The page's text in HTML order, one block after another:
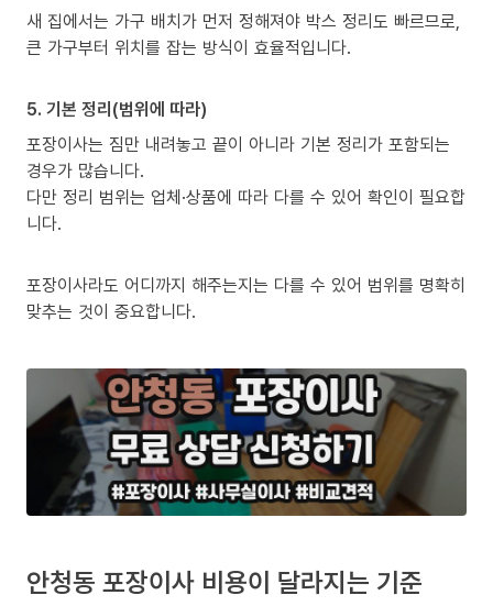
새 집에서는 가구 배치가 먼저 정해져야 박스 정리도 빠르므로,
큰 가구부터 위치를 잡는 방식이 효율적입니다.
5. 기본 정리(범위에 따라)
포장이사는 짐만 내려놓고 끝이 아니라 기본 정리가 포함되는
경우가 많습니다.
다만 정리 범위는 업체·상품에 따라 다를 수 있어 확인이 필요합
니다.
포장이사라도 어디까지 해주는지는 다를 수 있어 범위를 명확히
맞추는 것이 중요합니다.
안청동 포장이사 비용이 달라지는 기준